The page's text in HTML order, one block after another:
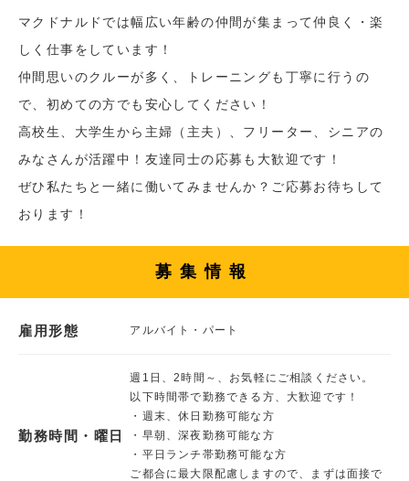
マクドナルドでは幅広い年齢の仲間が集まって仲良く・楽
しく仕事をしています！
仲間思いのクルーが多く、トレーニングも丁寧に行うの
で、初めての方でも安心してください！
高校生、大学生から主婦（主夫）、フリーター、シニアの
みなさんが活躍中！友達同士の応募も大歓迎です！
ぜひ私たちと一緒に働いてみませんか？ご応募お待ちして
おります！
募集情報
雇用形態 アルバイト・パート
勤務時間・曜日
週1日、2時間～、お気軽にご相談ください。
以下時間帯で勤務できる方、大歓迎です！
・週末、休日勤務可能な方
・早朝、深夜勤務可能な方
・平日ランチ帯勤務可能な方
ご都合に最大限配慮しますので、まずは面接で